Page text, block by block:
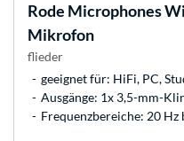
Rode Microphones
Mikrofon
flieder
geeignet für: HiFi, PC,
Ausgänge: 1x 3,5-mm-
Frequenzbereiche: 20 Hz